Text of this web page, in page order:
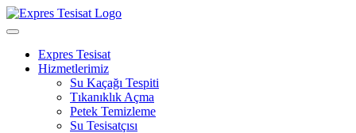
Skip
to
Open
Expres Tesisat
Hizmetlerimiz
Su Kaçağı Tespiti
Tıkanıklık Açma
Petek Temizleme
Su Tesisatçısı